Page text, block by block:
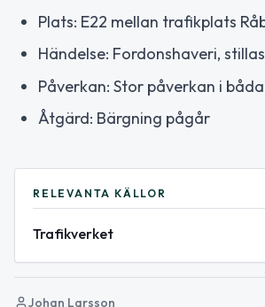
Plats: E22 mellan trafikplats
Händelse: Fordonshaveri,
Påverkan: Stor påverkan i
Åtgärd: Bärgning pågår
RELEVANTA KÄLLOR
Trafikverket
Johan Larsson